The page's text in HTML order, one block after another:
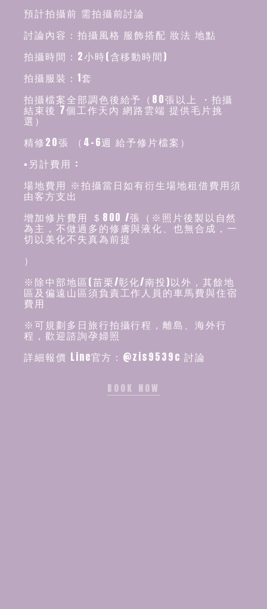
預計拍攝前 需拍攝前討論
討論內容：拍攝風格 服飾搭配 妝法 地點
拍攝時間：2小時(含移動時間)
拍攝服裝：1套
拍攝檔案全部調色後給予（80張以上 ・拍攝
結束後 7個工作天內 網路雲端 提供毛片挑
選）
精修20張 （4-6週 給予修片檔案）
▪️另計費用 :
場地費用 ※拍攝當日如有衍生場地租借費用須
由客方支出
增加修片費用 ＄800 /張（※照片後製以自然
為主，不做過多的修膚與液化、也無合成，一
切以美化不失真為前提
）
※除中部地區(苗栗/彰化/南投)以外，其餘地
區及偏遠山區須負責工作人員的車馬費與住宿
費用
※可規劃多日旅行拍攝行程，離島、海外行
程，歡迎諮詢孕婦照
詳細報價 Line官方：@zis9539c 討論
BOOK NOW